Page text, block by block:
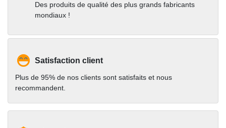
Des produits de qualité des plus grands fabricants
mondiaux !
Satisfaction client
Plus de 95% de nos clients sont satisfaits et nous
recommandent.